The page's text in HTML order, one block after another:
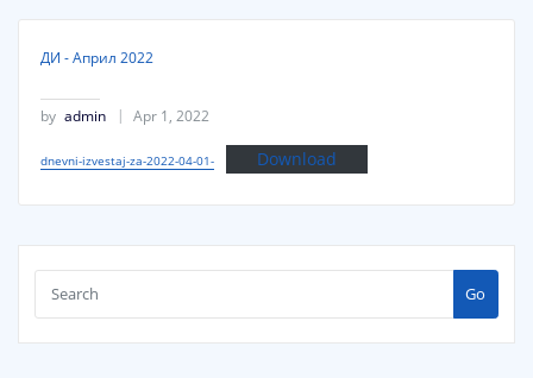
ДИ - Април 2022
by admin Apr 1, 2022
dnevni-izvestaj-za-2022-04-01- Download
Go